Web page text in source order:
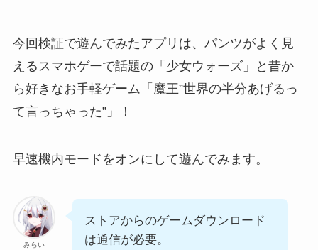
今回検証で遊んでみたアプリは、パンツがよく見
えるスマホゲーで話題の「少女ウォーズ」と昔か
ら好きなお手軽ゲーム「魔王”世界の半分あげるっ
て言っちゃった”」！
早速機内モードをオンにして遊んでみます。
みらい
ストアからのゲームダウンロード
は通信が必要。